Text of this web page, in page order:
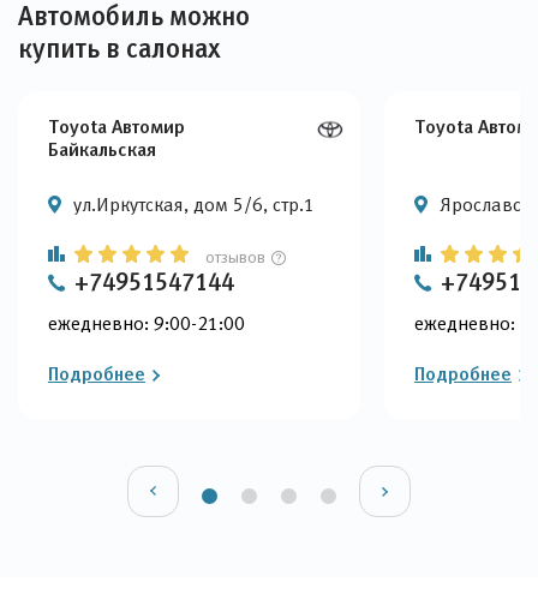
Автомобиль можно
купить в салонах
Toyota Автомир
Байкальская
ул.Иркутская, дом 5/6, стр.1
отзывов
+74951547144
ежедневно: 9:00-21:00
Подробнее
Toyota
ежедневно:
Подробнее